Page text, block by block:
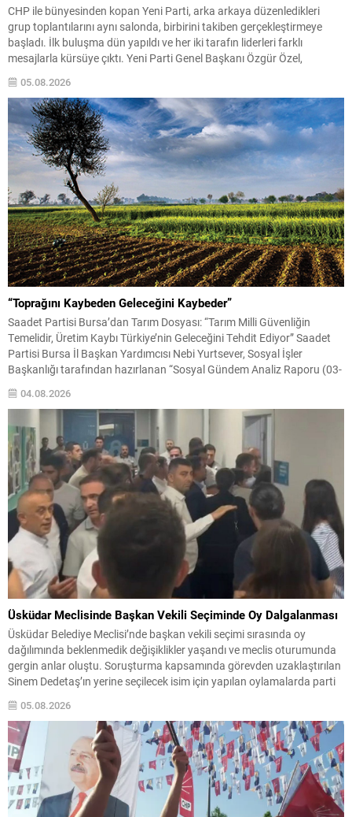
CHP ile bünyesinden kopan Yeni Parti, arka arkaya düzenledikleri
grup toplantılarını aynı salonda, birbirini takiben gerçekleştirmeye
başladı. İlk buluşma dün yapıldı ve her iki tarafın liderleri farklı
mesajlarla kürsüye çıktı. Yeni Parti Genel Başkanı Özgür Özel,
CHP’deki isimlere istifa çağrısında bulundu....
05.08.2026
“Toprağını Kaybeden Geleceğini Kaybeder”
Saadet Partisi Bursa’dan Tarım Dosyası: “Tarım Milli Güvenliğin
Temelidir, Üretim Kaybı Türkiye’nin Geleceğini Tehdit Ediyor” Saadet
Partisi Bursa İl Başkan Yardımcısı Nebi Yurtsever, Sosyal İşler
Başkanlığı tarafından hazırlanan “Sosyal Gündem Analiz Raporu (03-
10 Ağustos 2026)” kapsamında Türkiye tarımına ilişkin kapsamlı
değerlendirmelerde bulundu. Tarım arazilerindeki daralma, artan
üretim maliyetleri, kuraklık, su...
04.08.2026
Üsküdar Meclisinde Başkan Vekili Seçiminde Oy Dalgalanması
Üsküdar Belediye Meclisi’nde başkan vekili seçimi sırasında oy
dağılımında beklenmedik değişiklikler yaşandı ve meclis oturumunda
gergin anlar oluştu. Soruşturma kapsamında görevden uzaklaştırılan
Sinem Dedetaş’ın yerine seçilecek isim için yapılan oylamalarda parti
içi dengeler gündemin merkezine oturdu. CHP’nin adayı Sibel Tan
Çetinkaya ile AK Parti’nin adayı Dündar Ziya Gültekin arasında
geçen...
05.08.2026